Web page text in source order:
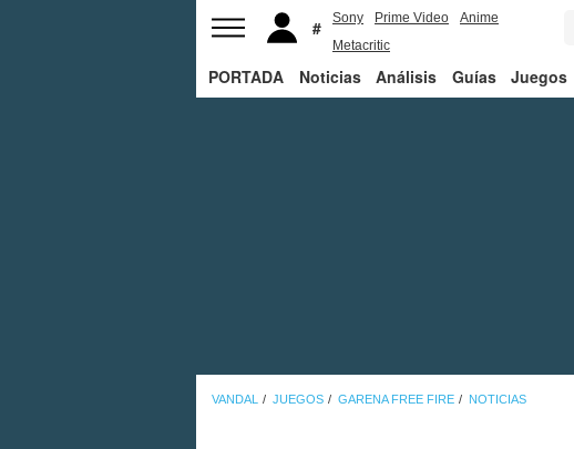
Sony Prime Video
Anime
Metacritic
PORTADA Noticias Análisis Guías Juegos
VANDAL JUEGOS GARENA FREE FIRE NOTICIAS